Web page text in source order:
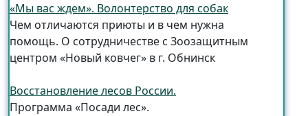
«Мы вас ждем». Волонтерство для собак
Чем отличаются приюты и в чем нужна
помощь. О сотрудничестве с Зоозащитным
центром «Новый ковчег» в г. Обнинск
Восстановление лесов России.
Программа «Посади лес».